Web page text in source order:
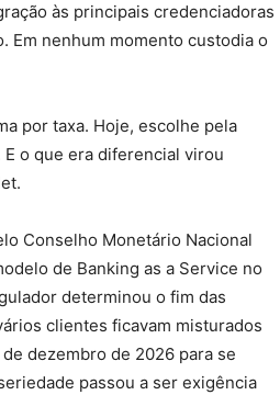
às principais credenciadoras
Em nenhum momento custodia o
por taxa. Hoje, escolhe pela
o que era diferencial virou
Conselho Monetário Nacional
de Banking as a Service no
determinou o fim das
clientes ficavam misturados
dezembro de 2026 para se
passou a ser exigência